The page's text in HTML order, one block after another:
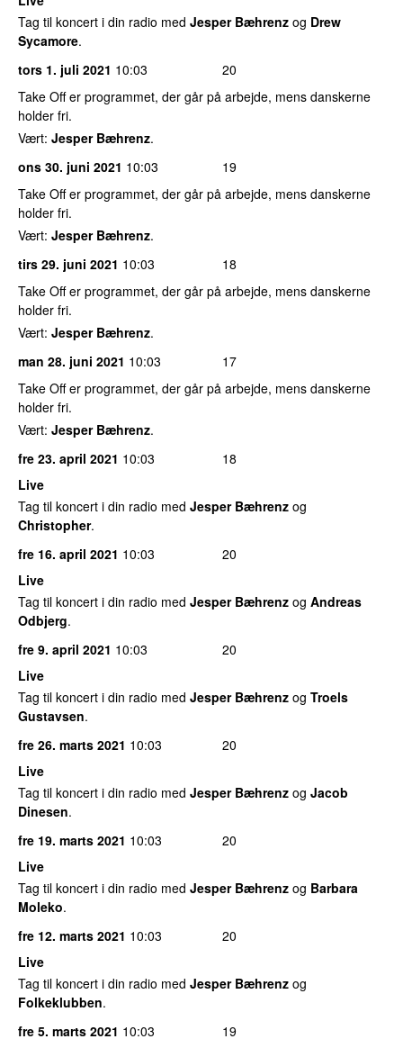
Tag til koncert i din radio med Jesper Bæhrenz og Drew
Sycamore.
tors 1. juli 2021 10:03
20
Take Off er programmet, der går på arbejde, mens danskerne
holder fri.
Vært: Jesper Bæhrenz.
ons 30. juni 2021 10:03
19
Take Off er programmet, der går på arbejde, mens danskerne
holder fri.
Vært: Jesper Bæhrenz.
tirs 29. juni 2021 10:03
18
Take Off er programmet, der går på arbejde, mens danskerne
holder fri.
Vært: Jesper Bæhrenz.
man 28. juni 2021 10:03
17
Take Off er programmet, der går på arbejde, mens danskerne
holder fri.
Vært: Jesper Bæhrenz.
fre 23. april 2021 10:03
18
Live
Tag til koncert i din radio med Jesper Bæhrenz og
Christopher.
fre 16. april 2021 10:03
20
Live
Tag til koncert i din radio med Jesper Bæhrenz og Andreas
Odbjerg.
fre 9. april 2021 10:03
20
Live
Tag til koncert i din radio med Jesper Bæhrenz og Troels
Gustavsen.
fre 26. marts 2021 10:03
20
Live
Tag til koncert i din radio med Jesper Bæhrenz og Jacob
Dinesen.
fre 19. marts 2021 10:03
20
Live
Tag til koncert i din radio med Jesper Bæhrenz og Barbara
Moleko.
fre 12. marts 2021 10:03
20
Live
Tag til koncert i din radio med Jesper Bæhrenz og
Folkeklubben.
fre 5. marts 2021 10:03
19